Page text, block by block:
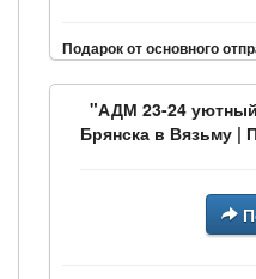
Подарок от основного
"АДМ 23-24
Брянска в Вязьму |